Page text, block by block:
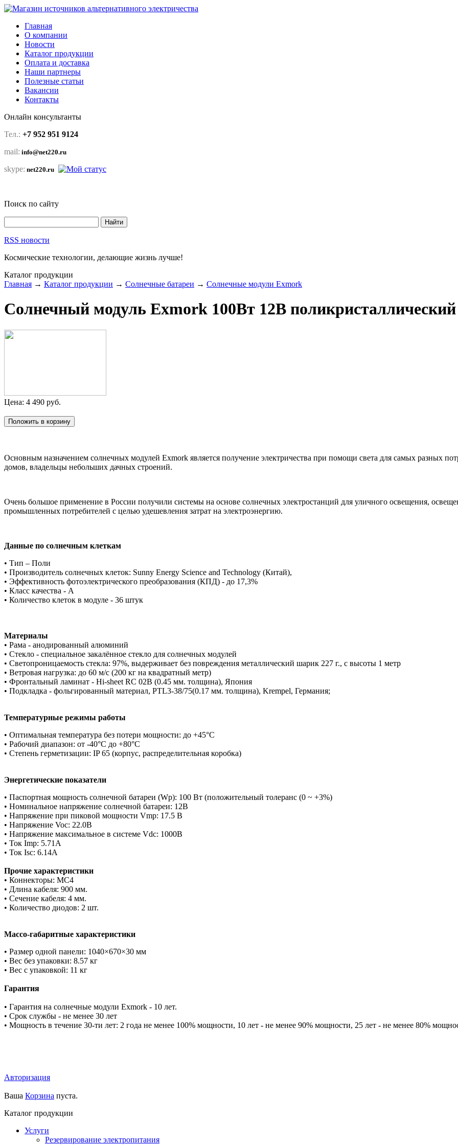
Главная
О компании
Новости
Каталог продукции
Оплата и доставка
Наши партнеры
Полезные статьи
Вакансии
Контакты
Онлайн консультанты
Тел.: +7 952 951 9124
mail: info@net220.ru
skype: net220.ru
Поиск по сайту
RSS новости
Космические технологии, делающие жизнь лучше!
Каталог продукции
Главная → Каталог продукции → Солнечные батареи → Солнечные модули Exmork
Солнечный модуль Exmork 100Вт 12В поликристаллический
Цена: 4 490 руб.
Основным назначением солнечных модулей Exmork является получение электричества при помощи света для самых разных
домов, владельцы небольших дачных строений.
Очень большое применение в России получили системы на основе солнечных электростанций для уличного освещения,
промышленных потребителей с целью удешевления затрат на электроэнергию.
Данные по солнечным клеткам
• Тип – Поли
• Производитель солнечных клеток: Sunny Energy Science and Technology (Китай),
• Эффективность фотоэлектрического преобразования (КПД) - до 17,3%
• Класс качества - А
• Количество клеток в модуле - 36 штук
Материалы
• Рама - анодированный алюминий
• Стекло - специальное закалённое стекло для солнечных модулей
• Светопроницаемость стекла: 97%, выдерживает без повреждения металлический шарик 227 г., с высоты 1 метр
• Ветровая нагрузка: до 60 м/с (200 кг на квадратный метр)
• Фронтальный ламинат - Hi-sheet RC 02B (0.45 мм. толщина), Япония
• Подкладка - фольгированный материал, PTL3-38/75(0.17 мм. толщина), Krempel, Германия;
Температурные режимы работы
• Оптимальная температура без потери мощности: до +45°C
• Рабочий диапазон: от -40°C до +80°C
• Степень герметизации: IP 65 (корпус, распределительная коробка)
Энергетические показатели
• Паспортная мощность солнечной батареи (Wр): 100 Вт (положительный толеранс (0 ~ +3%)
• Номинальное напряжение солнечной батареи: 12В
• Напряжение при пиковой мощности Vmp: 17.5 В
• Напряжение Voc: 22.0В
• Напряжение максимальное в системе Vdc: 1000В
• Ток Imp: 5.71А
• Ток Isc: 6.14А
Прочие характеристики
• Коннекторы: MC4
• Длина кабеля: 900 мм.
• Сечение кабеля: 4 мм.
• Количество диодов: 2 шт.
Массо-габаритные характеристики
• Размер одной панели: 1040×670×30 мм
• Вес без упаковки: 8.57 кг
• Вес с упаковкой: 11 кг
Гарантия
• Гарантия на солнечные модули Exmork - 10 лет.
• Срок службы - не менее 30 лет
• Мощность в течение 30-ти лет: 2 года не менее 100% мощности, 10 лет - не менее 90% мощности, 25 лет - не менее 80%
Авторизация
Ваша Корзина пуста.
Каталог продукции
Услуги
Резервирование электропитания